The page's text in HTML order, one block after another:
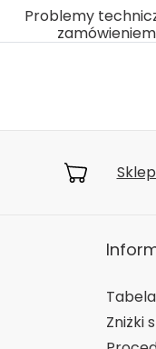
Problemy
zamówieniem
Zniżki